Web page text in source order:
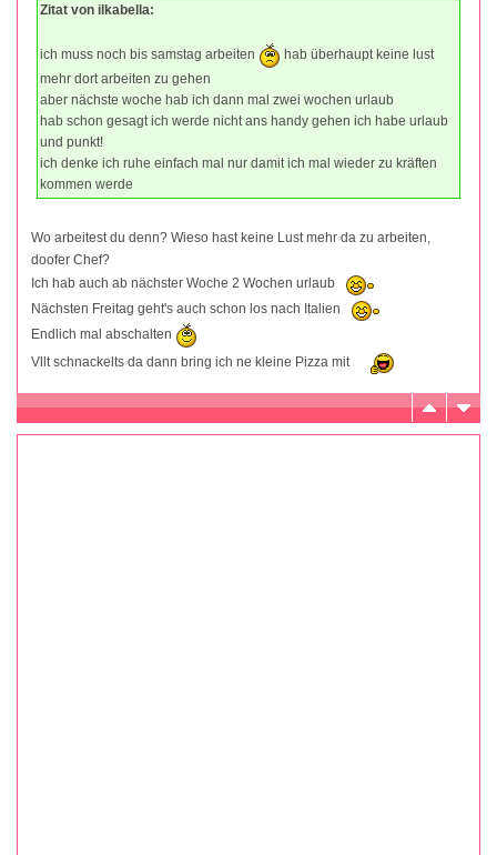
Zitat von ilkabella:
ich muss noch bis samstag arbeiten
hab überhaupt keine lust
mehr dort arbeiten zu gehen
aber nächste woche hab ich dann mal zwei wochen urlaub
hab schon gesagt ich werde nicht ans handy gehen ich habe urlaub
und punkt!
ich denke ich ruhe einfach mal nur damit ich mal wieder zu kräften
kommen werde
Wo arbeitest du denn? Wieso hast keine Lust mehr da zu arbeiten,
doofer Chef?
Ich hab auch ab nächster Woche 2 Wochen urlaub
Nächsten Freitag geht's auch schon los nach Italien
Endlich mal abschalten
Vllt schnackelts da dann bring ich ne kleine Pizza mit